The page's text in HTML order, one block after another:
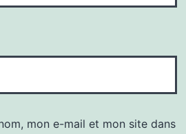
mon e-mail et mon site dans